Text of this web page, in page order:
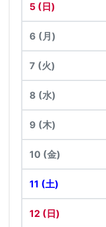
5 (日)
6 (月)
7 (火)
8 (水)
9 (木)
10 (金)
11 (土)
12 (日)